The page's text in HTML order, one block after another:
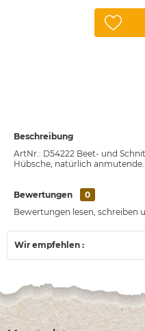
Beschreibung
ArtNr.: D54222 Beet- und
Hübsche, natürlich anmutende...
Bewertungen
0
Bewertungen lesen, schreiben
Wir empfehlen :